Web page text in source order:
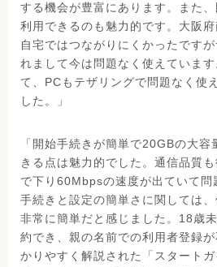
する機会が豊富にあります。また
利用できるのも魅力的です。大阪
自宅ではつながりにくかったです
れまして今は問題なく使えていま
て、PCもテザリングで問題なく使
した。」
「開始手続きが簡単で20GBの大
きる点は魅力的でした。通信品質
で下り60Mbpsの速度が出ていて問
手続きと設定の簡単さに関しては
非常に簡単だと感じました。18歳
約でき、親の名前での利用者登録
かりやすく解説された「スタート